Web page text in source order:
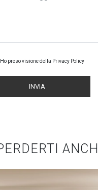
Ho preso visione della Privacy Policy
INVIA